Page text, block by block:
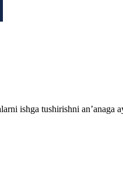
ishga tushirishni an’anaga